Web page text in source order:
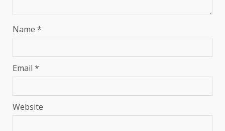
Name *
Email *
Website